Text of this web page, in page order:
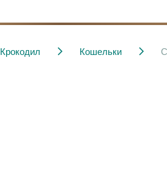
Крокодил Кошельки